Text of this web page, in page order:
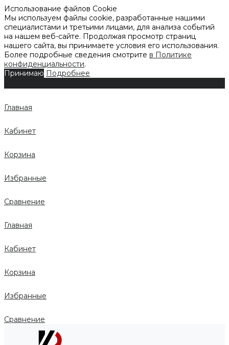
Использование файлов Cookie
Мы используем файлы cookie, разработанные нашими
специалистами и третьими лицами, для анализа событий
на нашем веб-сайте. Продолжая просмотр страниц
нашего сайта, вы принимаете условия его использования.
Более подробные сведения смотрите в Политике
конфиденциальности.
Принимаю Подробнее
Главная
Кабинет
Корзина
Избранные
Сравнение
Главная
Кабинет
Корзина
Избранные
Сравнение